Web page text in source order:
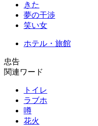
きた
夢の干渉
笑い女
ホテル・旅館
忠告
関連ワード
トイレ
ラブホ
噂
花火